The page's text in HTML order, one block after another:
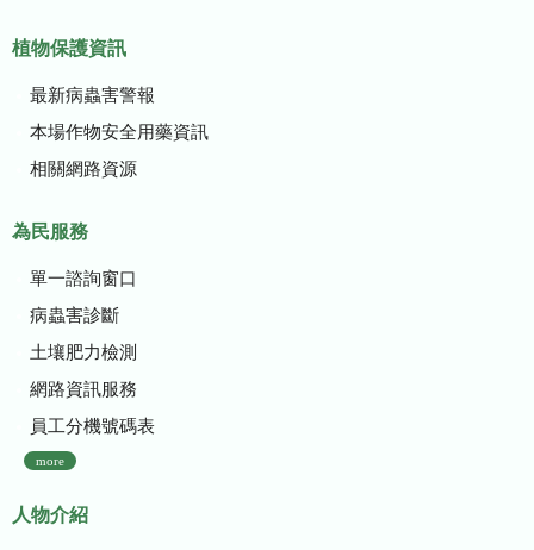
植物保護資訊
最新病蟲害警報
本場作物安全用藥資訊
相關網路資源
為民服務
單一諮詢窗口
病蟲害診斷
土壤肥力檢測
網路資訊服務
員工分機號碼表
more
人物介紹